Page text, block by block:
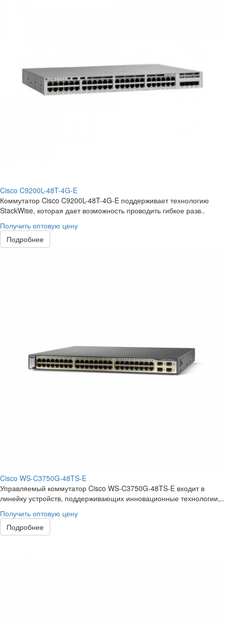
Cisco C9200L-48T-4G-E
Коммутатор Cisco C9200L-48T-4G-E поддерживает технологию
StackWise, которая дает возможность проводить гибкое разв..
Получить оптовую цену
Подробнее
Cisco WS-C3750G-48TS-E
Управляемый коммутатор Cisco WS-C3750G-48TS-E входит в
линейку устройств, поддерживающих инновационные технологии,..
Получить оптовую цену
Подробнее